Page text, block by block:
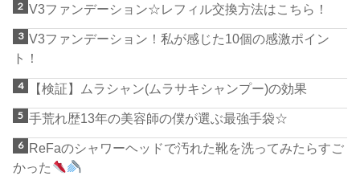
V3ファンデーション☆レフィル交換方法はこちら！
V3ファンデーション！私が感じた10個の感激ポイン
ト！
【検証】ムラシャン(ムラサキシャンプー)の効果
手荒れ歴13年の美容師の僕が選ぶ最強手袋☆
ReFaのシャワーヘッドで汚れた靴を洗ってみたらすご
かった